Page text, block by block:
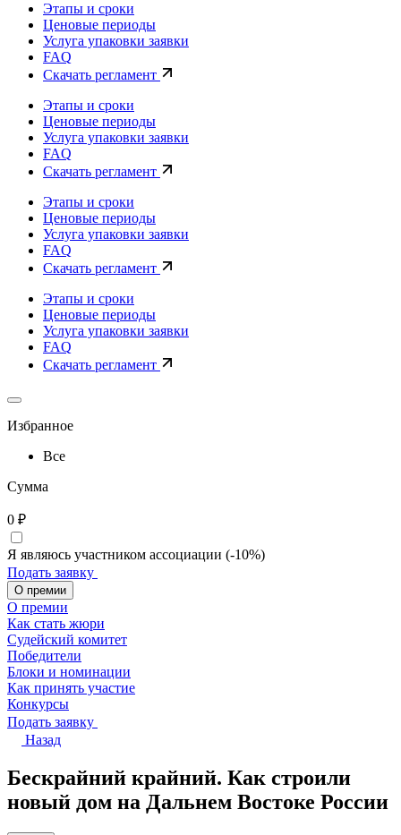
Этапы и сроки
Ценовые периоды
Услуга упаковки заявки
FAQ
Скачать регламент
Этапы и сроки
Ценовые периоды
Услуга упаковки заявки
FAQ
Скачать регламент
Этапы и сроки
Ценовые периоды
Услуга упаковки заявки
FAQ
Скачать регламент
Этапы и сроки
Ценовые периоды
Услуга упаковки заявки
FAQ
Скачать регламент
Избранное
Все
Сумма
0 ₽
Я являюсь участником ассоциации (-10%)
Подать заявку
О премии
О премии
Как стать жюри
Судейский комитет
Победители
Блоки и номинации
Как принять участие
Конкурсы
Подать заявку
Назад
Бескрайний крайний. Как строили
новый дом на Дальнем Востоке России